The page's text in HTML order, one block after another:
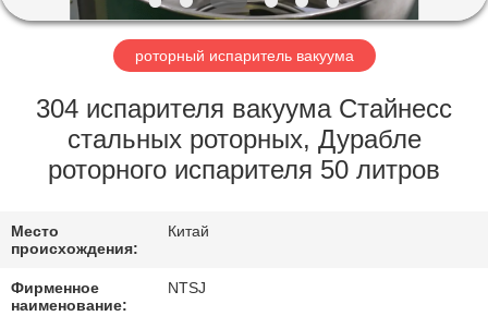
ПУТЕШЕСТВИЕ
ФАБРИКИ
ПРОВЕРКА
КАЧЕСТВА
СВЯЖИТЕСЬ
МЫ
роторный испаритель вакуума
304 испарителя вакуума Стайнесс
стальных роторных, Дурабле
роторного испарителя 50 литров
Место
происхождения:
Китай
Фирменное
наименование:
NTSJ